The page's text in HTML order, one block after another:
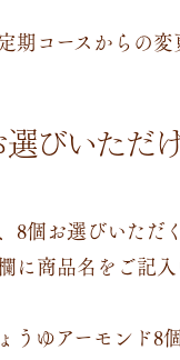
コースからの変
びいただ
8個お選びいただ
に商品名をご記
うゆアーモンド8